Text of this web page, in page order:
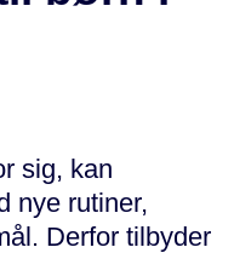
sig, kan
nye rutiner,
Derfor tilbyder